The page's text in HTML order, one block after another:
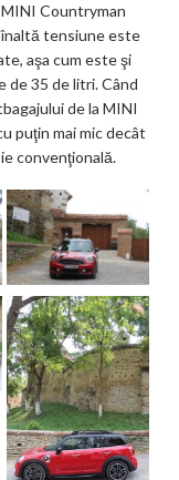
Countryman
tensiune este
aşa cum este şi
de 35 de litri. Când
de la MINI
puţin mai mic decât
convenţională.